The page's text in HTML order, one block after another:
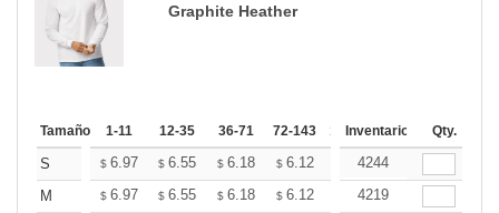
Graphite Heather
Tamaño 1-11 12-35 36-71 72-143 144-287 288 + Más
Inventario Qty.
S $ 6.97 $ 6.55 $ 6.18 $ 6.12 6.02
4244
M
$ 6.97 $ 6.55 $ 6.18 $ 6.12 6.02
4219